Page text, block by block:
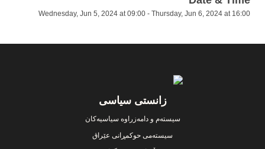
Wednesday, Jun 5, 2024 at 09:00 - Thursday, Jun 6, 2024 at 16:00
Footerزانستی سیاسی
سیستەم و دامەزراوە سیاسیەکان
سیستەمی حوکمڕانی عێراق